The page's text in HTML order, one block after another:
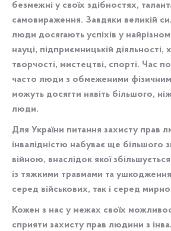
безмежні у своїх здібностях,
самовираження. Завдяки великій
люди досягають успіхів у
науці, підприємницькій діяльності,
творчості, мистецтві, спорті. Час
часто люди з обмеженими
можуть досягти навіть більшого,
люди.
Для України питання захисту прав
інвалідністю набуває ще більшого
війною, внаслідок якої
із тяжкими травмами та
серед військових, так і серед
Кожен з нас у межах своїх
сприяти захисту прав людини з